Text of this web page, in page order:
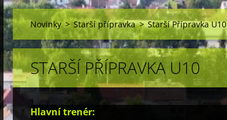
Novinky > Starší přípravka > Starší Přípravka U10
STARŠÍ PŘÍPRAVKA U10
Hlavní trenér: